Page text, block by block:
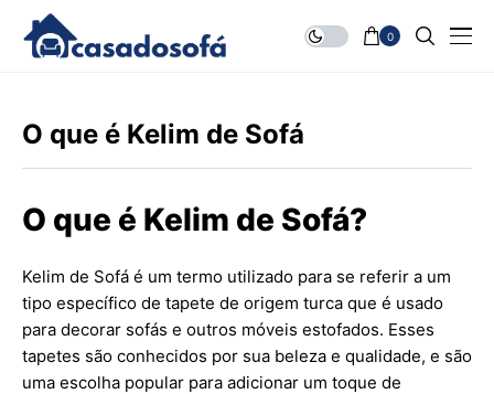
0
O que é Kelim de Sofá
O que é Kelim de Sofá?
Kelim de Sofá é um termo utilizado para se referir a um
tipo específico de tapete de origem turca que é usado
para decorar sofás e outros móveis estofados. Esses
tapetes são conhecidos por sua beleza e qualidade, e são
uma escolha popular para adicionar um toque de